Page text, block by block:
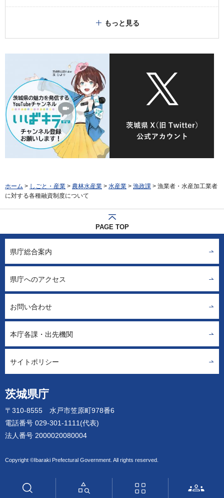
もっと見る
ホーム > しごと・産業 > 農林水産業 > 水産業 > 漁政課 > 漁業者・水産加工業者
に対する各種融資制度について
PAGE TOP
茨城県庁
〒310-8555 水戸市笠原町978番6
電話番号 029-301-1111(代表)
法人番号 2000020080004
Copyright ©Ibaraki Prefectural Government. All rights reserved.
県庁総合案内
県庁へのアクセス
お問い合わせ
本庁各課・出先機関
サイトポリシー